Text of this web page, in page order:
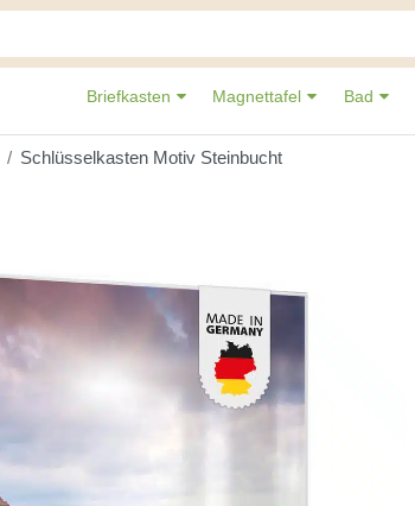
Briefkasten Magnettafel Bad
Schlüsselkasten Motiv Steinbucht